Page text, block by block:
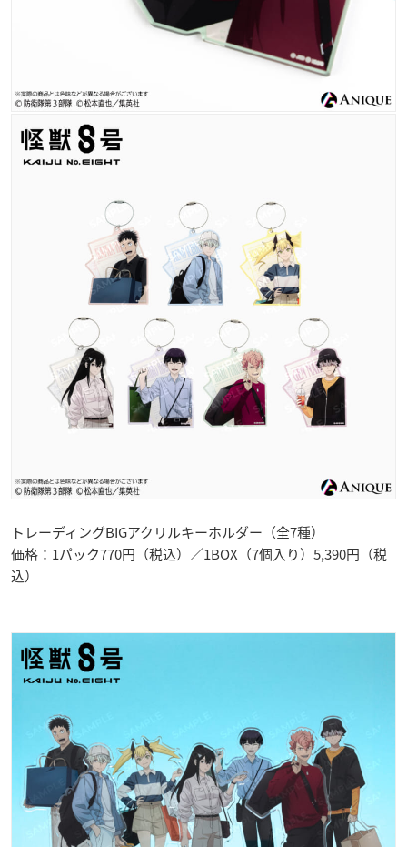
トレーディングBIGアクリルキーホルダー（全7種）
価格：1パック770円（税込）／1BOX（7個入り）5,390円（税
込）